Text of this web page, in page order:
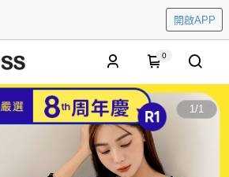
開啟APP
0
1/1